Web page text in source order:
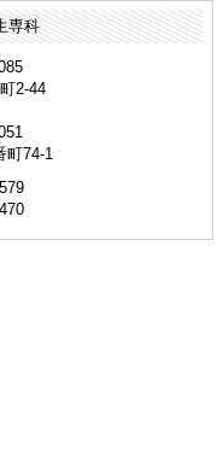
専科
2-44
町74-1